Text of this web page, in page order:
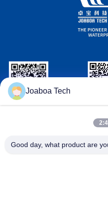
Wechat Identificazione
Contattici
Joaboa Tech
Good day, what product are